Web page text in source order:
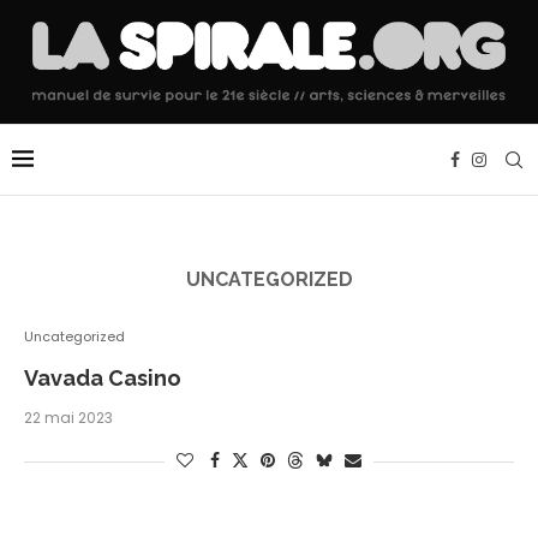
UNCATEGORIZED
Uncategorized
Vavada Casino
22 mai 2023